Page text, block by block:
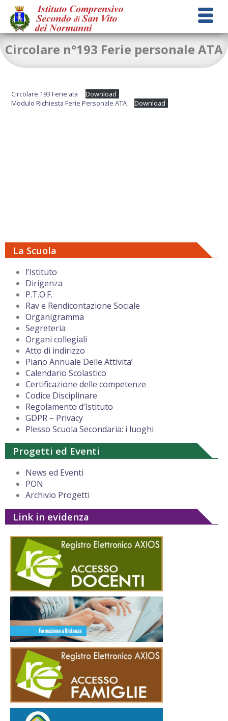
La Scuola
l’Istituto
Dirigenza
P.T.O.F.
Rav e Rendicontazione Sociale
Organigramma
Segreteria
Organi collegiali
Atto di indirizzo
Piano Annuale Delle Attivita’
Calendario Scolastico
Certificazione delle competenze
Codice Disciplinare
Regolamento d’Istituto
GDPR – Privacy
Plesso Scuola Secondaria: i luoghi
Progetti ed Eventi
News ed Eventi
PON
Archivio Progetti
Link in evidenza
Circolare n°193 Ferie personale ATA
Circolare 193 Ferie ata
Download
Modulo Richiesta Ferie Personale ATA
Download